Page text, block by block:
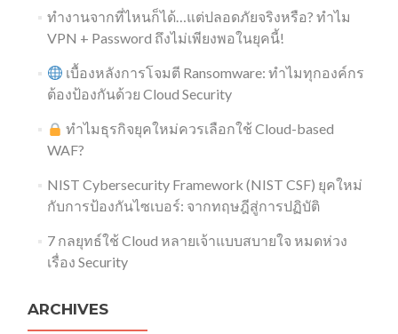
ทำงานจากที่ไหนก็ได้…แต่ปลอดภัยจริงหรือ? ทำไม
VPN + Password ถึงไม่เพียงพอในยุคนี้!
เบื้องหลังการโจมตี Ransomware: ทำไมทุกองค์กร
ต้องป้องกันด้วย Cloud Security
ทำไมธุรกิจยุคใหม่ควรเลือกใช้ Cloud-based
WAF?
NIST Cybersecurity Framework (NIST CSF) ยุคใหม่
กับการป้องกันไซเบอร์: จากทฤษฎีสู่การปฏิบัติ
7 กลยุทธ์ใช้ Cloud หลายเจ้าแบบสบายใจ หมดห่วง
เรื่อง Security​
ARCHIVES